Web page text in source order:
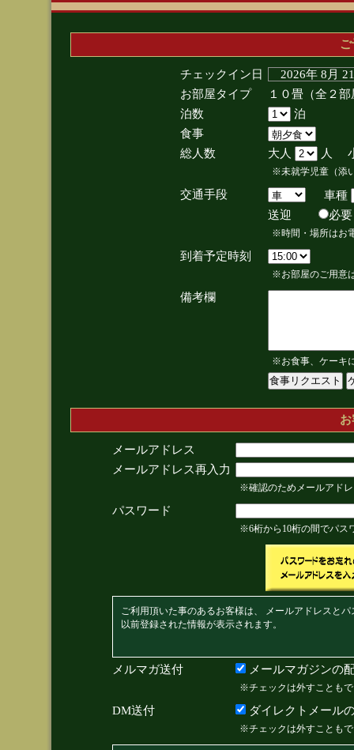
チェックイン日
2026年 8月
お部屋タイプ
１０畳（全２
泊数
泊
食事
総人数
大人 人
※未就学児童（添
交通手段
車種
送迎
※時間・場所はお
到着予定時刻
※お部屋のご用意
備考欄
※お食事、ケーキ
メールアドレス
メールアドレス再入力
※確認のためメールアド
パスワード
※6桁から10桁の間でパス
ご利用頂いた事のあるお客様は、 メールアドレスと
以前登録された情報が表示されます。
メルマガ送付 メールマガジンの
※チェックは外すことも
DM送付 ダイレクトメール
※チェックは外すことも